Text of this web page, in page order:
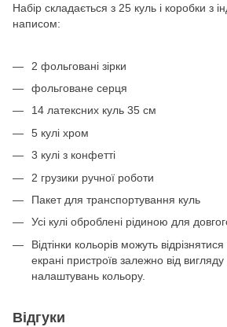
Набір складається з 25 куль і коробки з
написом:
2 фольговані зірки
фольговане серця
14 латексних куль 35 см
5 кулі хром
3 кулі з конфетті
2 грузики ручної роботи
Пакет для транспортування куль
Усі кулі оброблені рідиною для
Відтінки кольорів можуть
екрані пристроїв залежно від
налаштувань кольору.
Відгуки